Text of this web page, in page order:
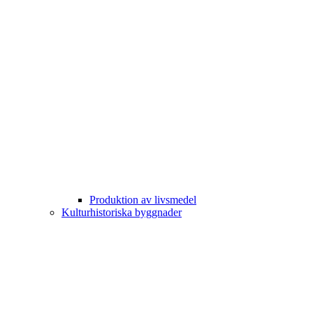
Produktion av livsmedel
Kulturhistoriska byggnader